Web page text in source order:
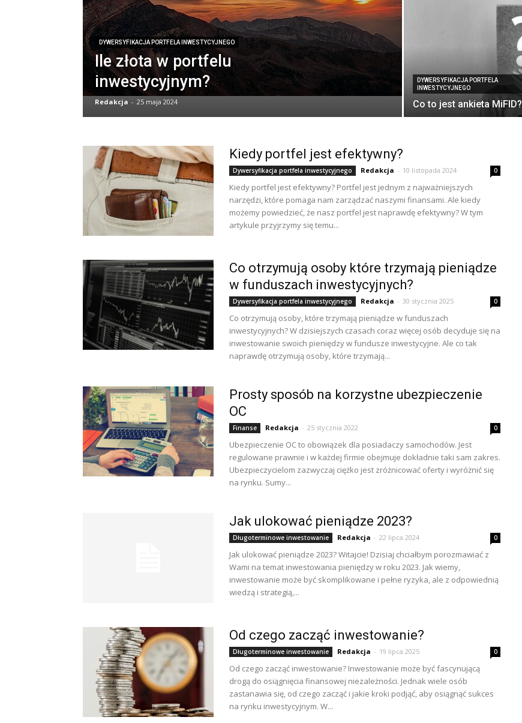
DYWERSYFIKACJA PORTFELA INWESTYCYJNEGO
Ile złota w portfelu
inwestycyjnym?
Redakcja - 25 maja 2024
DYWERSYFIKACJA PORTFELA
INWESTYCYJNEGO
Co to jest ankieta MiFID?
Kiedy portfel jest efektywny?
Dywersyfikacja portfela inwestycyjnego Redakcja - 10 listopada 2024 0
Kiedy portfel jest efektywny? Portfel jest jednym z najważniejszych
narzędzi, które pomaga nam zarządzać naszymi finansami. Ale kiedy
możemy powiedzieć, że nasz portfel jest naprawdę efektywny? W tym
artykule przyjrzymy się temu...
Co otrzymują osoby które trzymają pieniądze
w funduszach inwestycyjnych?
Dywersyfikacja portfela inwestycyjnego Redakcja - 30 stycznia 2025 0
Co otrzymują osoby, które trzymają pieniądze w funduszach
inwestycyjnych? W dzisiejszych czasach coraz więcej osób decyduje się na
inwestowanie swoich pieniędzy w fundusze inwestycyjne. Ale co tak
naprawdę otrzymują osoby, które trzymają...
Prosty sposób na korzystne ubezpieczenie
OC
Finanse Redakcja - 25 stycznia 2022 0
Ubezpieczenie OC to obowiązek dla posiadaczy samochodów. Jest
regulowane prawnie i w każdej firmie obejmuje dokładnie taki sam zakres.
Ubezpieczycielom zazwyczaj ciężko jest zróżnicować oferty i wyróżnić się
na rynku. Sumy...
Jak ulokować pieniądze 2023?
Długoterminowe inwestowanie Redakcja - 22 lipca 2024 0
Jak ulokować pieniądze 2023? Witajcie! Dzisiaj chciałbym porozmawiać z
Wami na temat inwestowania pieniędzy w roku 2023. Jak wiemy,
inwestowanie może być skomplikowane i pełne ryzyka, ale z odpowiednią
wiedzą i strategią,...
Od czego zacząć inwestowanie?
Długoterminowe inwestowanie Redakcja - 19 lipca 2025 0
Od czego zacząć inwestowanie? Inwestowanie może być fascynującą
drogą do osiągnięcia finansowej niezależności. Jednak wiele osób
zastanawia się, od czego zacząć i jakie kroki podjąć, aby osiągnąć sukces
na rynku inwestycyjnym. W...